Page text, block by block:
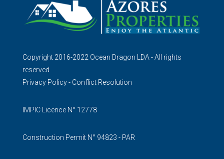
Copyright 2016-2022 Ocean Dragon LDA - All rights
reserved
Privacy Policy- Conflict Resolution
IMPIC Licence N° 12778
Construction Permit N° 94823 - PAR